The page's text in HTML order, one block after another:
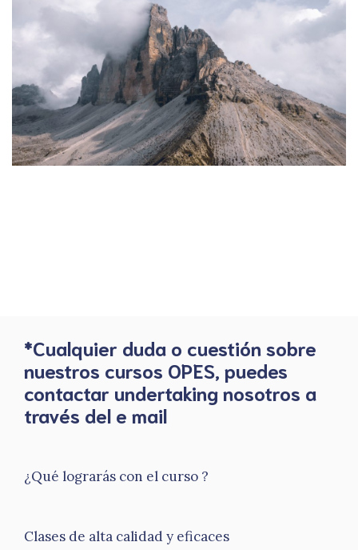
*Cualquier duda o cuestión sobre
nuestros cursos OPES, puedes
contactar undertaking nosotros a
través del e mail
¿Qué lograrás con el curso ?
Clases de alta calidad y eficaces